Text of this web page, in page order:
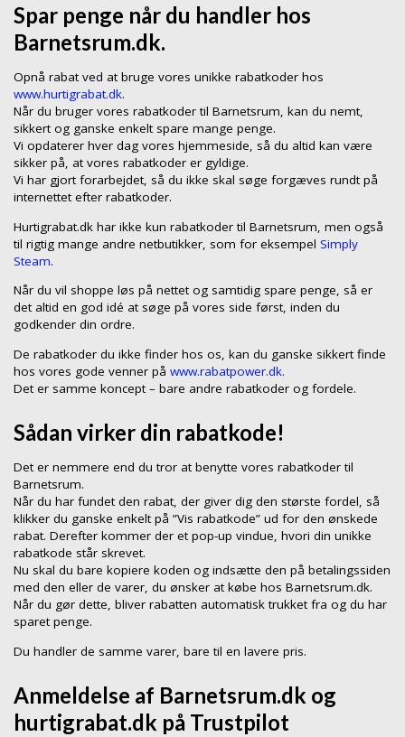
Spar penge når du handler hos
Barnetsrum.dk.
Opnå rabat ved at bruge vores unikke rabatkoder hos
www.hurtigrabat.dk.
Når du bruger vores rabatkoder til Barnetsrum, kan du nemt,
sikkert og ganske enkelt spare mange penge.
Vi opdaterer hver dag vores hjemmeside, så du altid kan være
sikker på, at vores rabatkoder er gyldige.
Vi har gjort forarbejdet, så du ikke skal søge forgæves rundt på
internettet efter rabatkoder.
Hurtigrabat.dk har ikke kun rabatkoder til Barnetsrum, men også
til rigtig mange andre netbutikker, som for eksempel Simply
Steam.
Når du vil shoppe løs på nettet og samtidig spare penge, så er
det altid en god idé at søge på vores side først, inden du
godkender din ordre.
De rabatkoder du ikke finder hos os, kan du ganske sikkert finde
hos vores gode venner på www.rabatpower.dk.
Det er samme koncept – bare andre rabatkoder og fordele.
Sådan virker din rabatkode!
Det er nemmere end du tror at benytte vores rabatkoder til
Barnetsrum.
Når du har fundet den rabat, der giver dig den største fordel, så
klikker du ganske enkelt på ”Vis rabatkode” ud for den ønskede
rabat. Derefter kommer der et pop-up vindue, hvori din unikke
rabatkode står skrevet.
Nu skal du bare kopiere koden og indsætte den på betalingssiden
med den eller de varer, du ønsker at købe hos Barnetsrum.dk.
Når du gør dette, bliver rabatten automatisk trukket fra og du har
sparet penge.
Du handler de samme varer, bare til en lavere pris.
Anmeldelse af Barnetsrum.dk og
hurtigrabat.dk på Trustpilot